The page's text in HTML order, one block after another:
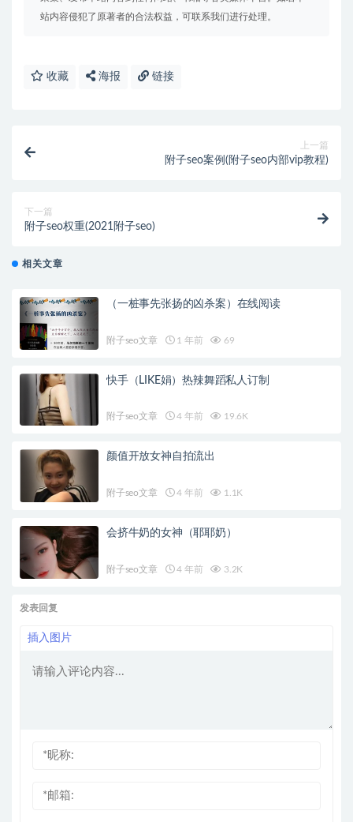
站内容侵犯了原著者的合法权益，可联系我们进行处理。
收藏 海报 链接
上一篇
附子seo案例(附子seo内部vip教程)
下一篇
附子seo权重(2021附子seo)
相关文章
（一桩事先张扬的凶杀案）在线阅读
附子seo文章 1 年前 69
快手（LIKE娟）热辣舞蹈私人订制
附子seo文章 4 年前 19.6K
颜值开放女神自拍流出
附子seo文章 4 年前 1.1K
会挤牛奶的女神（耶耶奶）
附子seo文章 4 年前 3.2K
发表回复
插入图片